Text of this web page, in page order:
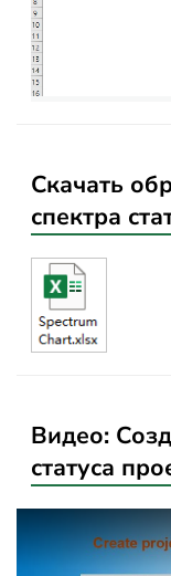
Скачать
спектра
Видео:
статуса